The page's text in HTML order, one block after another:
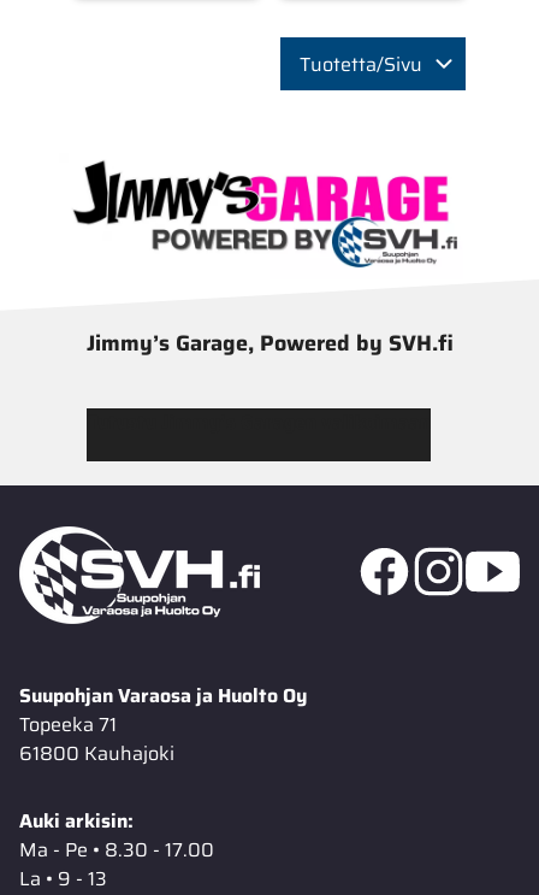
Tuotetta/Sivu
Jimmy’s Garage, Powered by SVH.fi
Suupohjan Varaosa ja Huolto Oy
Topeeka 71
61800 Kauhajoki
Auki arkisin:
Ma - Pe • 8.30 - 17.00
La • 9 - 13